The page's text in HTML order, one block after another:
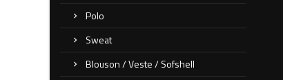
Polo
Sweat
Blouson / Veste / Sofshell